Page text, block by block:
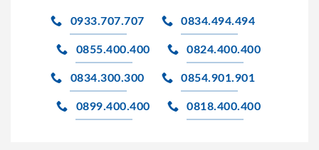
0933.707.707 0834.494.494
0855.400.400 0824.400.400
0834.300.300 0854.901.901
0899.400.400 0818.400.400